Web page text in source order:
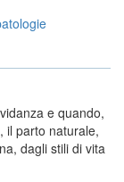
e quando,
il parto naturale,
dagli stili di vita